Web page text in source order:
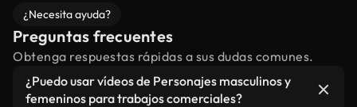
¿Necesita ayuda?
Preguntas frecuentes
Obtenga respuestas rápidas a sus dudas comunes.
¿Puedo usar vídeos de Personajes masculinos y
femeninos para trabajos comerciales?